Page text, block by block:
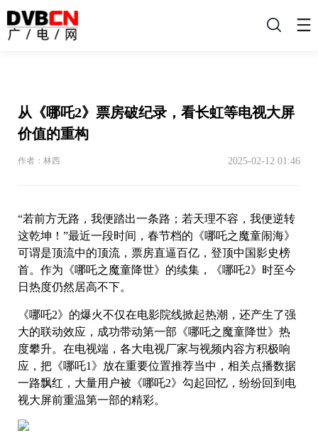
搜
从《哪吒2》票房破纪录，看长虹等电视大屏
价值的重构
作者：林西 2025-02-12 01:46
“若前方无路，我便踏出一条路；若天理不容，我便逆转
这乾坤！”最近一段时间，春节档的《哪吒之魔童闹海》
可谓是顶流中的顶流，票房直逼百亿，登顶中国影史榜
首。作为《哪吒之魔童降世》的续集，《哪吒2》时至今
日热度仍然居高不下。
《哪吒2》的爆火不仅在电影院线掀起热潮，还产生了强
大的联动效应，成功带动第一部《哪吒之魔童降世》热
度攀升。在电视端，各大电视厂家与视频内容方积极响
应，把《哪吒1》放在重要位置推荐当中，相关点播数据
一路飘红，大量用户被《哪吒2》勾起回忆，纷纷回到电
视大屏前重温第一部的精彩。